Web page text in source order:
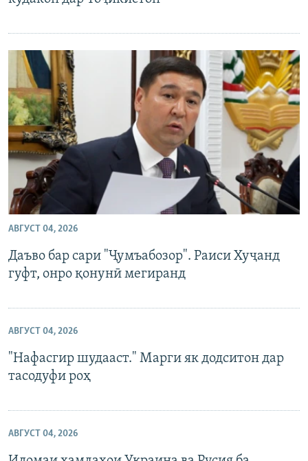
АВГУСТ 04, 2026
Даъво бар сари "Ҷумъабозор". Раиси Хуҷанд
гуфт, онро қонунӣ мегиранд
АВГУСТ 04, 2026
"Нафасгир шудааст." Марги як додситон дар
тасодуфи роҳ
АВГУСТ 04, 2026